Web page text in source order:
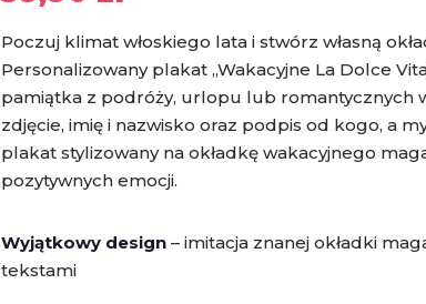
Poczuj klimat włoskiego lata i stwórz własną
Personalizowany plakat „Wakacyjne La Dolce
pamiątka z podróży, urlopu lub romantycznych
zdjęcie, imię i nazwisko oraz podpis od kogo, a
plakat stylizowany na okładkę wakacyjnego
pozytywnych emocji.
Wyjątkowy design – imitacja znanej okładki
tekstami